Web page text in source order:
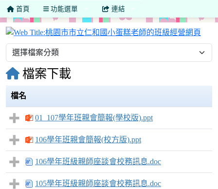
首頁 功能選單 連結
檔案下載
檔名
01_107學年班親會簡報(學校版).ppt
106學年班親會簡報(校方版).ppt
106學年班級親師座談會校務訊息.doc
105學年班級親師座談會校務訊息.doc